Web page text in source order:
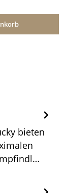
bieten